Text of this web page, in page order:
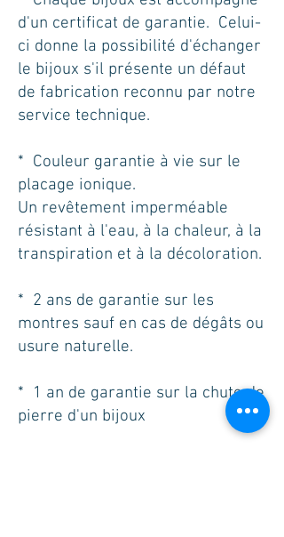
d'un certificat de garantie. Celui-
ci donne la possibilité d'échanger
le bijoux s'il présente un défaut
de fabrication reconnu par notre
service technique.
* Couleur garantie à vie sur le
placage ionique.
Un revêtement imperméable
résistant à l'eau, à la chaleur, à la
transpiration et à la décoloration.
* 2 ans de garantie sur les
montres sauf en cas de dégâts ou
usure naturelle.
* 1 an de garantie sur la chute de
pierre d'un bijoux